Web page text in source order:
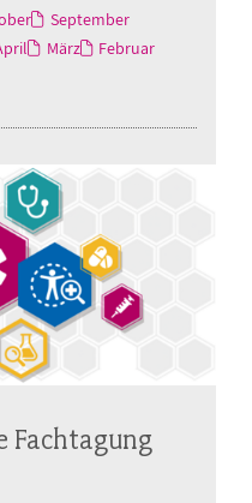
September
März
Februar
Fachtagung